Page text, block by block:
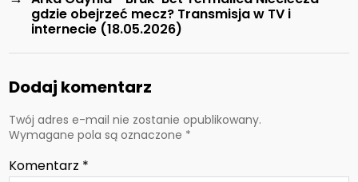
gdzie obejrzeć mecz? Transmisja w TV i
internecie (18.05.2026)
Dodaj komentarz
Twój adres e-mail nie zostanie opublikowany.
Wymagane pola są oznaczone *
Komentarz *